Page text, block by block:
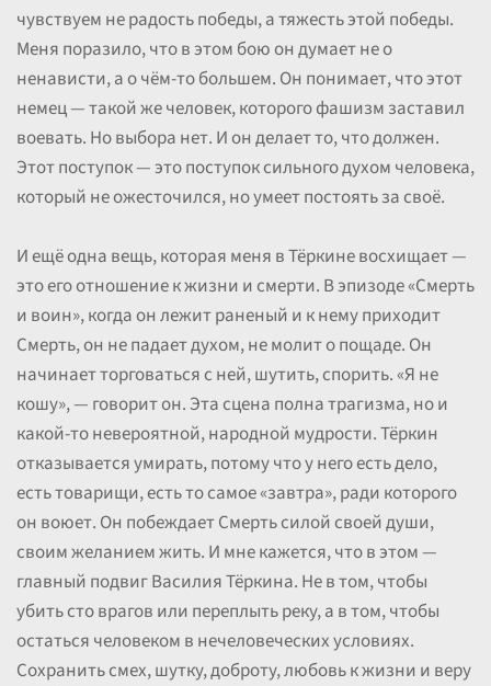
чувствуем не радость победы, а тяжесть этой победы.
Меня поразило, что в этом бою он думает не о
ненависти, а о чём-то большем. Он понимает, что этот
немец — такой же человек, которого фашизм заставил
воевать. Но выбора нет. И он делает то, что должен.
Этот поступок — это поступок сильного духом человека,
который не ожесточился, но умеет постоять за своё.
И ещё одна вещь, которая меня в Тёркине восхищает —
это его отношение к жизни и смерти. В эпизоде «Смерть
и воин», когда он лежит раненый и к нему приходит
Смерть, он не падает духом, не молит о пощаде. Он
начинает торговаться с ней, шутить, спорить. «Я не
кошу», — говорит он. Эта сцена полна трагизма, но и
какой-то невероятной, народной мудрости. Тёркин
отказывается умирать, потому что у него есть дело,
есть товарищи, есть то самое «завтра», ради которого
он воюет. Он побеждает Смерть силой своей души,
своим желанием жить. И мне кажется, что в этом —
главный подвиг Василия Тёркина. Не в том, чтобы
убить сто врагов или переплыть реку, а в том, чтобы
остаться человеком в нечеловеческих условиях.
Сохранить смех, шутку, доброту, любовь к жизни и веру